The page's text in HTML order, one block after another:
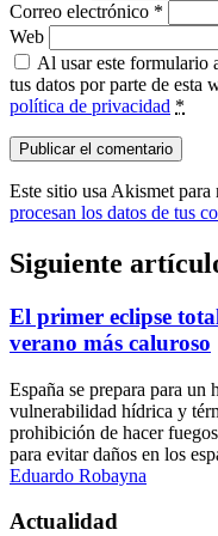
Correo electrónico *
Web
Al usar este formulario
tus datos por parte de esta
política de privacidad *
Este sitio usa Akismet para
procesan los datos de tus
Siguiente
El primer eclipse
verano más caluroso
España se prepara para un
vulnerabilidad hídrica y
prohibición de hacer
para evitar daños en los
Eduardo Robayna
Actualidad